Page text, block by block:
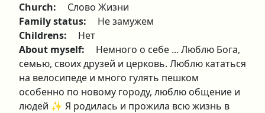
Church:
Слово Жизни
Family status:
Не замужем
Childrens:
Нет
About myself:
Немного о себе ... Люблю Бога,
семью, своих друзей и церковь. Люблю кататься
на велосипеде и много гулять пешком
особенно по новому городу, люблю общение и
людей ✨️ Я родилась и прожила всю жизнь в